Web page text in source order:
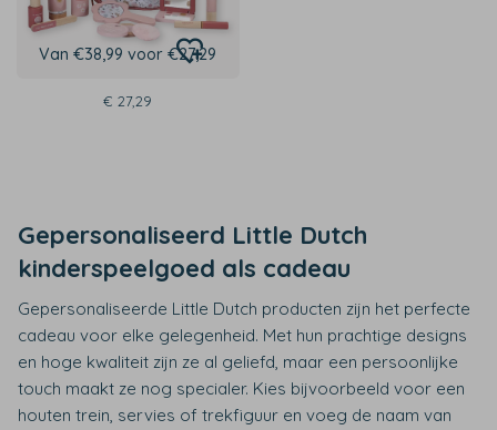
Van €38,99 voor €27,29
€ 27,29
Gepersonaliseerd Little Dutch
kinderspeelgoed als cadeau
Gepersonaliseerde Little Dutch producten zijn het perfecte
cadeau voor elke gelegenheid. Met hun prachtige designs
en hoge kwaliteit zijn ze al geliefd, maar een persoonlijke
touch maakt ze nog specialer. Kies bijvoorbeeld voor een
houten trein, servies of trekfiguur en voeg de naam van